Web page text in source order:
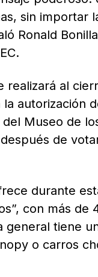
sin importar
Ronald
realizará al
autorización
Museo de
de
durante
con más
general tiene
o carros